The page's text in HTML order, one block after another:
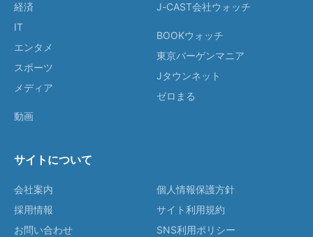
経済
IT
エンタメ
スポーツ
メディア
動画
J-CAST会社ウォッチ
BOOKウォッチ
東京バーゲンマニア
Jタウンネット
ゼロまる
サイトについて
会社案内
採用情報
お問い合わせ
個人情報保護方針
サイト利用規約
SNS利用ポリシー